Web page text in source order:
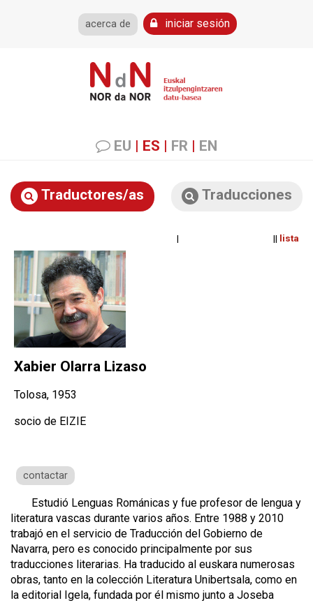
acerca de iniciar sesión
EU | ES | FR | EN
Traductores/as Traducciones
| || lista
Xabier Olarra Lizaso
Tolosa, 1953
socio de EIZIE
contactar
Estudió Lenguas Románicas y fue profesor de lengua y
literatura vascas durante varios años. Entre 1988 y 2010
trabajó en el servicio de Traducción del Gobierno de
Navarra, pero es conocido principalmente por sus
traducciones literarias. Ha traducido al euskara numerosas
obras, tanto en la colección Literatura Unibertsala, como en
la editorial Igela, fundada por él mismo junto a Joseba